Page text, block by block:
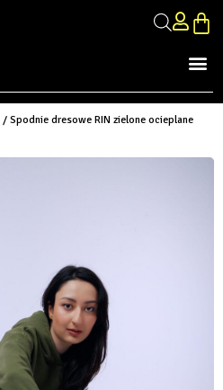
/ Spodnie dresowe RIN zielone ocieplane